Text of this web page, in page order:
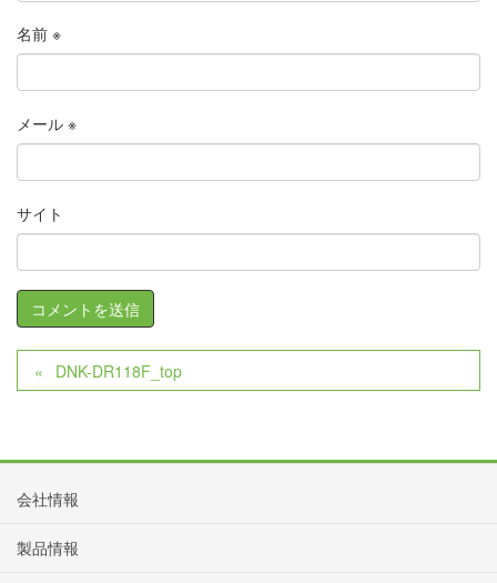
名前 ※
メール ※
サイト
DNK-DR118F_top
会社情報
製品情報